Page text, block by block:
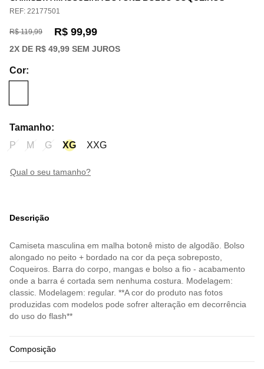
REF: 22177501
R$ 119,99 R$ 99,99
2X DE R$ 49,99 SEM JUROS
Cor:
Tamanho:
P
M G XG XXG
qual o seu tamanho?
Descrição
Camiseta masculina em malha botonê misto de algodão. Bolso
alongado no peito + bordado na cor da peça sobreposto,
Coqueiros. Barra do corpo, mangas e bolso a fio - acabamento
onde a barra é cortada sem nenhuma costura. Modelagem:
classic. Modelagem: regular. **A cor do produto nas fotos
produzidas com modelos pode sofrer alteração em decorrência
do uso do flash**
Composição